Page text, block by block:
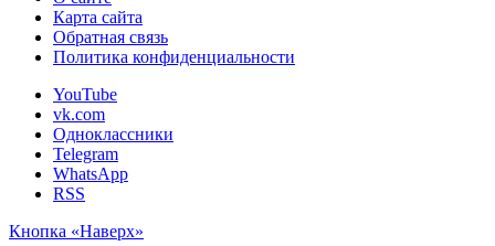
Карта сайта
Обратная связь
Политика конфиденциальности
YouTube
vk.com
Одноклассники
Telegram
WhatsApp
RSS
Кнопка «Наверх»